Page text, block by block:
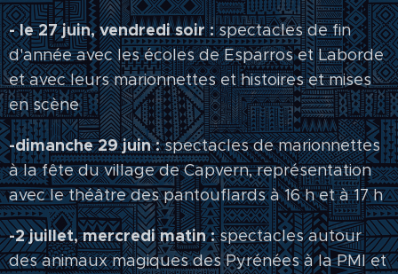
- le 27 juin, vendredi soir :spectacles de fin
d'année avec les écoles de Esparros et Laborde
et avec leurs marionnettes et histoires et mises
en scène
-dimanche 29 juin :spectacles de marionnettes
à la fête du village de Capvern, représentation
avec le théâtre des pantouflards à 16 h et à 17 h
-2 juillet, mercredi matin :spectacles autour
des animaux magiques des Pyrénées à la PMI et